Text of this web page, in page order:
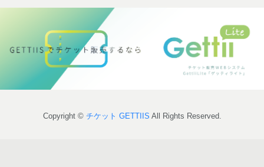
Copyright © チケット GETTIIS All Rights Reserved.